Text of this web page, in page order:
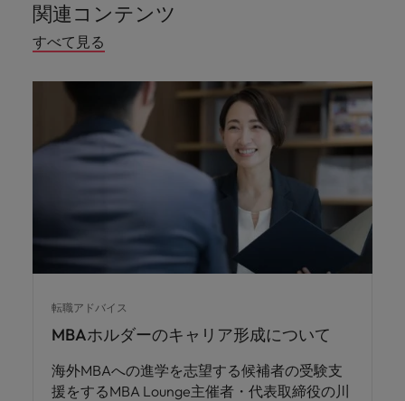
関連コンテンツ
すべて見る
転職アドバイス
MBAホルダーのキャリア形成について
海外MBAへの進学を志望する候補者の受験支
援をするMBA Lounge主催者・代表取締役の川